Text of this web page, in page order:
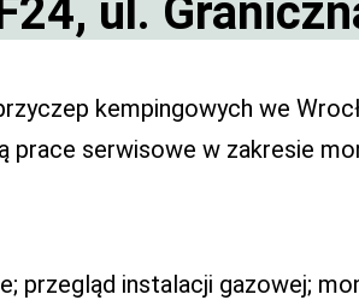
ul.
kempingowych we
prace serwisowe w zakresie
przegląd instalacji gazowej;